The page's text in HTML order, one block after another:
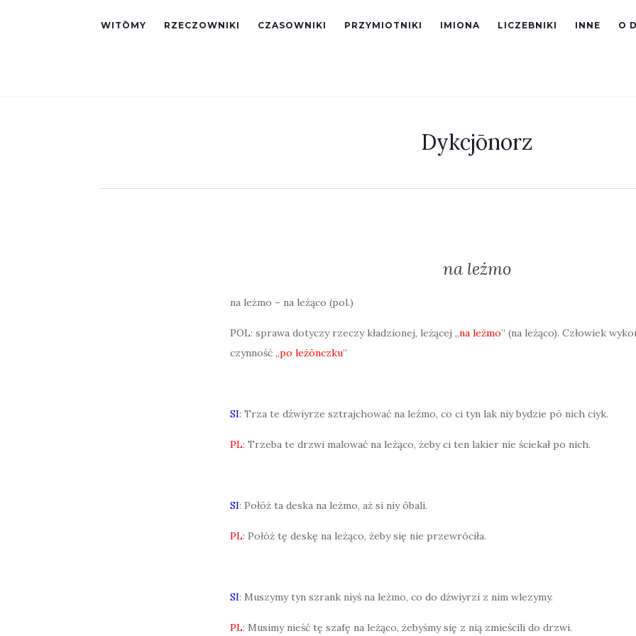
WITŌMY RZECZOWNIKI CZASOWNIKI PRZYMIOTNIKI IMIONA LICZEBNIKI INNE O
Dykcjōnorz
na leżmo
na leżmo – na leżąco (pol.)
POL: sprawa dotyczy rzeczy kładzionej, leżącej „na leżmo” (na leżąco). Człowiek
czynność „po leżōnczku”
SI: Trza te dźwiyrze sztrajchować na leżmo, co ci tyn lak niy bydzie pō nich ciyk.
PL: Trzeba te drzwi malować na leżąco, żeby ci ten lakier nie ściekał po nich.
SI: Połōż ta deska na leżmo, aż si niy ôbali.
PL: Połóż tę deskę na leżąco, żeby się nie przewróciła.
SI: Muszymy tyn szrank niyś na leżmo, co do dźwiyrzi z nim wlezymy.
PL: Musimy nieść tę szafę na leżąco, żebyśmy się z nią zmieścili do drzwi.